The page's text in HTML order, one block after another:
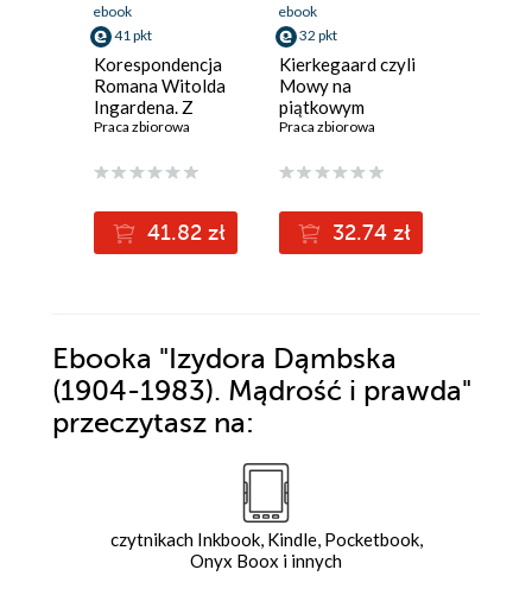
ebook
41 pkt
Korespondencja
Romana Witolda
Ingardena. Z
dziejów Studia
Commentarii
Philosophicae
Polonorum
Praca zbiorowa
41.82 zł
ebook
32 pkt
Kierkegaard czyli
Mowy na
piątkowym
zebraniu dla
pogrzebanych
Praca zbiorowa
32.74 zł
Ebooka "Izydora Dąmbska
(1904-1983). Mądrość i prawda"
przeczytasz na:
czytnikach Inkbook, Kindle, Pocketbook,
Onyx Boox i innych